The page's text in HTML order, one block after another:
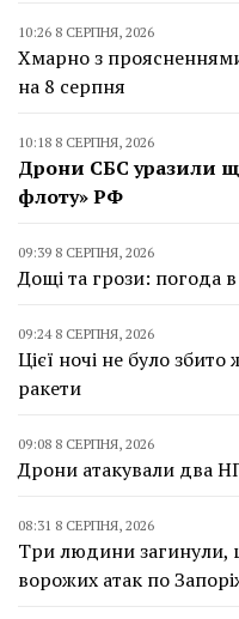
10:26 8 СЕРПНЯ, 2026
Хмарно з
на 8 серпня
10:18 8 СЕРПНЯ, 2026
Дрони СБС уразили
флоту» РФ
09:39 8 СЕРПНЯ, 2026
Дощі та грози: погода
09:24 8 СЕРПНЯ, 2026
Цієї ночі не було
ракети
09:08 8 СЕРПНЯ, 2026
Дрони атакували два
08:31 8 СЕРПНЯ, 2026
Три людини загинули,
ворожих атак по